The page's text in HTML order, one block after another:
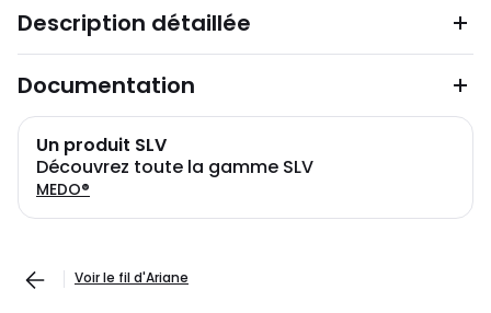
Description détaillée
Documentation
Un produit SLV
Découvrez toute la gamme SLV
MEDO®
Voir le fil d'Ariane